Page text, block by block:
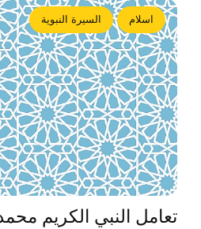
اسلام السيرة النبوية
تعامل النبي الكريم